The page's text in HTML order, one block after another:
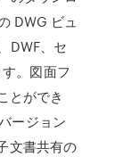
DWG ビュ
DWF、セ
。図面フ
とができ
ージョン
文書共有の